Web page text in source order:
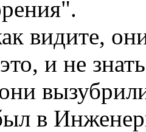
видите,
и не
в